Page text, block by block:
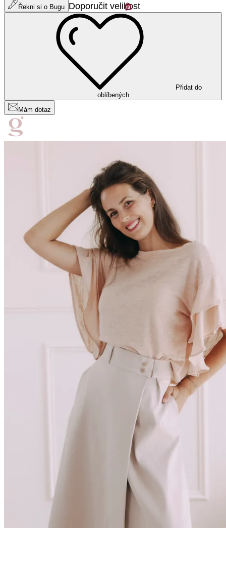
Řekni si o Bugu Doporučit velikost
Přidat do
oblíbených
Mám dotaz